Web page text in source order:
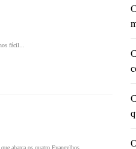
fácil...
abarca os quatro Evangelhos,...